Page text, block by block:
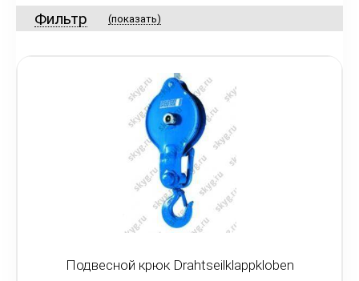
Фильтр (показать)
Подвесной крюк Drahtseilklappkloben